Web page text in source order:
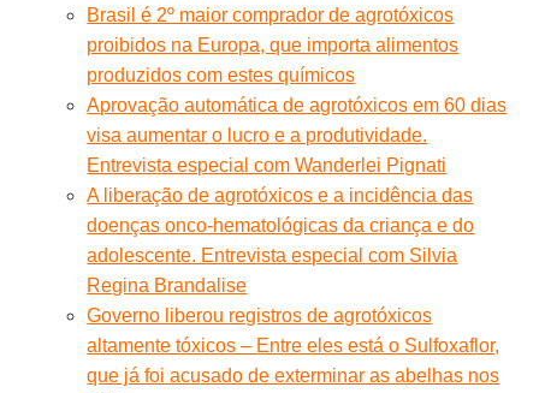
Brasil é 2º maior comprador de agrotóxicos
proibidos na Europa, que importa alimentos
produzidos com estes químicos
Aprovação automática de agrotóxicos em 60 dias
visa aumentar o lucro e a produtividade.
Entrevista especial com Wanderlei Pignati
A liberação de agrotóxicos e a incidência das
doenças onco-hematológicas da criança e do
adolescente. Entrevista especial com Silvia
Regina Brandalise
Governo liberou registros de agrotóxicos
altamente tóxicos – Entre eles está o Sulfoxaflor,
que já foi acusado de exterminar as abelhas nos